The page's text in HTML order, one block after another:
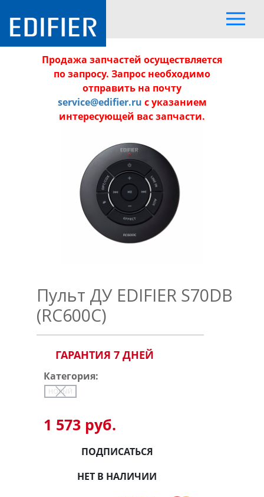
Продажа запчастей осуществляется
по запросу. Запрос необходимо
отправить на почту
service@edifier.ru с указанием
интересующей вас запчасти.
Пульт ДУ EDIFIER S70DB
(RC600C)
ГАРАНТИЯ 7 ДНЕЙ
Категория:
НОВЫЙ
1 573 руб.
ПОДПИСАТЬСЯ
НЕТ В НАЛИЧИИ